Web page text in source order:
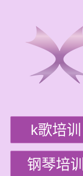
k歌培训
钢琴培训